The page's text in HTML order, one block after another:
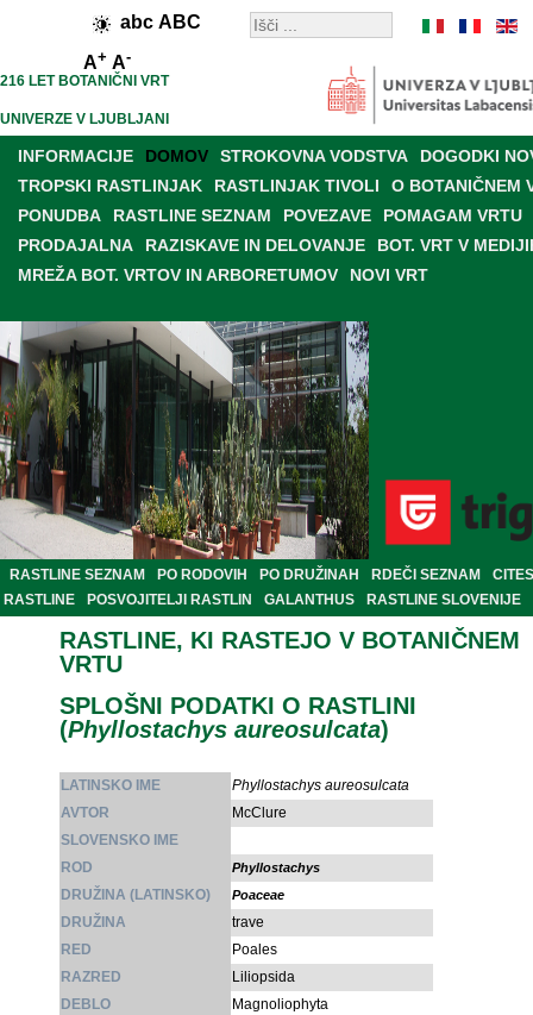
abc ABC
A+ A-
216 LET BOTANIČNI VRT
UNIVERZE V LJUBLJANI
INFORMACIJE DOMOV STROKOVNA VODSTVA
DOGODKI
TROPSKI RASTLINJAK
RASTLINJAK TIVOLI
O BOTANIČNEM
PONUDBA
RASTLINE SEZNAM POVEZAVE
POMAGAM VRTU
PRODAJALNA
RAZISKAVE IN DELOVANJE
BOT. VRT V
MREŽA BOT. VRTOV IN ARBORETUMOV
NOVI VRT
RASTLINE SEZNAM PO RODOVIH PO DRUŽINAH RDEČI SEZNAM
CITES
RASTLINE
POSVOJITELJI RASTLIN GALANTHUS RASTLINE SLOVENIJE
RASTLINE, KI RASTEJO V BOTANIČNEM
VRTU
SPLOŠNI PODATKI O RASTLINI
(Phyllostachys aureosulcata)
LATINSKO IME
Phyllostachys aureosulcata
AVTOR
McClure
SLOVENSKO IME
ROD
Phyllostachys
DRUŽINA (LATINSKO) Poaceae
DRUŽINA
trave
RED
Poales
RAZRED
Liliopsida
DEBLO
Magnoliophyta